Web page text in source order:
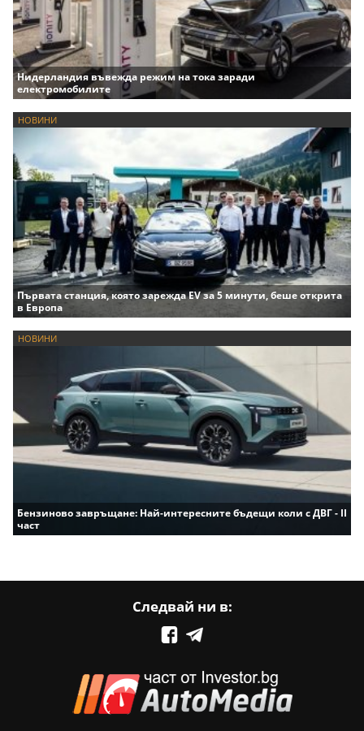
Нидерландия въвежда режим на тока заради
електромобилите
НОВИНИ
Първата станция, която зарежда EV за 5 минути, беше открита
в Европа
НОВИНИ
Бензиново завръщане: Най-интересните бъдещи коли с ДВГ - II
част
Следвай ни в: